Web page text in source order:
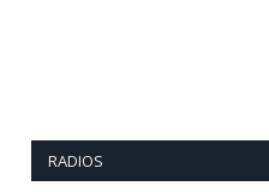
RADIOS